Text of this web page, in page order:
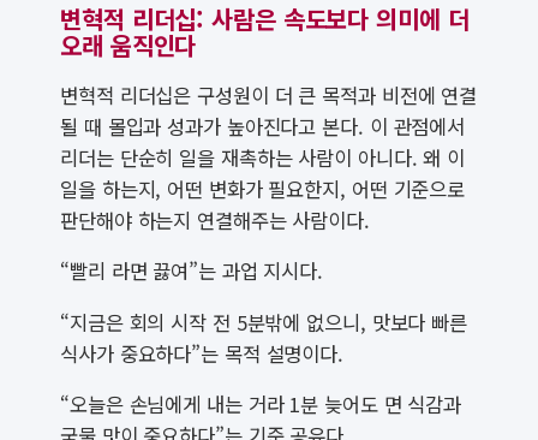
변혁적 리더십: 사람은 속도보다 의미에 더
오래 움직인다
변혁적 리더십은 구성원이 더 큰 목적과 비전에 연결
될 때 몰입과 성과가 높아진다고 본다. 이 관점에서
리더는 단순히 일을 재촉하는 사람이 아니다. 왜 이
일을 하는지, 어떤 변화가 필요한지, 어떤 기준으로
판단해야 하는지 연결해주는 사람이다.
“빨리 라면 끓여”는 과업 지시다.
“지금은 회의 시작 전 5분밖에 없으니, 맛보다 빠른
식사가 중요하다”는 목적 설명이다.
“오늘은 손님에게 내는 거라 1분 늦어도 면 식감과